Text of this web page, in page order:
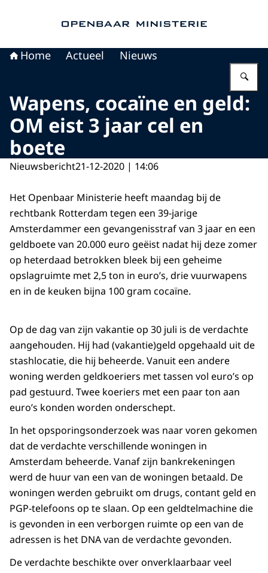
Home Actueel Nieuws
Wapens, cocaïne en geld:
OM eist 3 jaar cel en
boete
Nieuwsbericht21-12-2020 | 14:06
Het Openbaar Ministerie heeft maandag bij de
rechtbank Rotterdam tegen een 39-jarige
Amsterdammer een gevangenisstraf van 3 jaar en een
geldboete van 20.000 euro geëist nadat hij deze zomer
op heterdaad betrokken bleek bij een geheime
opslagruimte met 2,5 ton in euro’s, drie vuurwapens
en in de keuken bijna 100 gram cocaïne.
Op de dag van zijn vakantie op 30 juli is de verdachte
aangehouden. Hij had (vakantie)geld opgehaald uit de
stashlocatie, die hij beheerde. Vanuit een andere
woning werden geldkoeriers met tassen vol euro’s op
pad gestuurd. Twee koeriers met een paar ton aan
euro’s konden worden onderschept.
In het opsporingsonderzoek was naar voren gekomen
dat de verdachte verschillende woningen in
Amsterdam beheerde. Vanaf zijn bankrekeningen
werd de huur van een van de woningen betaald. De
woningen werden gebruikt om drugs, contant geld en
PGP-telefoons op te slaan. Op een geldtelmachine die
is gevonden in een verborgen ruimte op een van de
adressen is het DNA van de verdachte gevonden.
De verdachte beschikte over onverklaarbaar veel